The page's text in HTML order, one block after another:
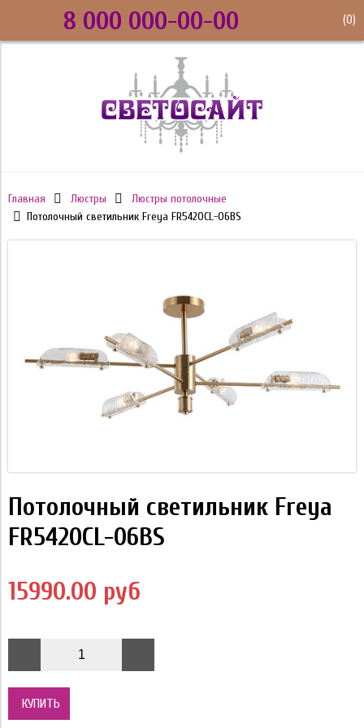
8 000 000-00-00 (0)
Главная Люстры
Люстры потолочные
Потолочный светильник Freya FR5420CL-06BS
Потолочный светильник Freya
FR5420CL-06BS
15990.00 руб
КУПИТЬ